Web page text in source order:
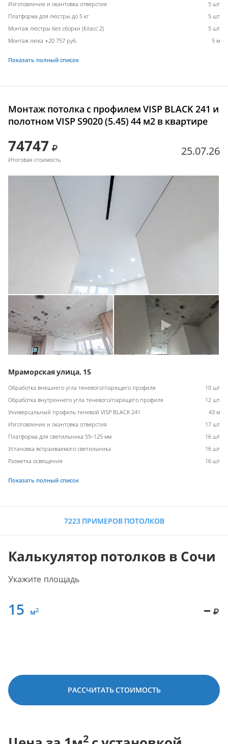
Изготовление и окантовка отверстия
5 шт
Платформа для люстры до 5 кг
5 шт
Монтаж люстры без сборки (Класс 2)
5 шт
Монтаж люка +20 757 руб.
5 м
Показать полный список
Монтаж потолка с профилем VISP BLACK 241 и
полотном VISP S9020 (5.45) 44 м2 в квартире
74747
Итоговая стоимость
25.07.26
Мраморская улица, 15
Обработка внешнего угла теневого/парящего профиля
10 шт
Обработка внутреннего угла теневого/парящего профиля
12 шт
Универсальный профиль теневой VISP BLACK 241
43 м
Изготовление и окантовка отверстия
17 шт
Платформа для светильника 55-125 мм
16 шт
Установка встраиваемого светильника
16 шт
Разметка освещения
16 шт
Показать полный список
7223 ПРИМЕРОВ ПОТОЛКОВ
Калькулятор потолков в Сочи
Укажите площадь
15 м2 –
РАССЧИТАТЬ СТОИМОСТЬ
2